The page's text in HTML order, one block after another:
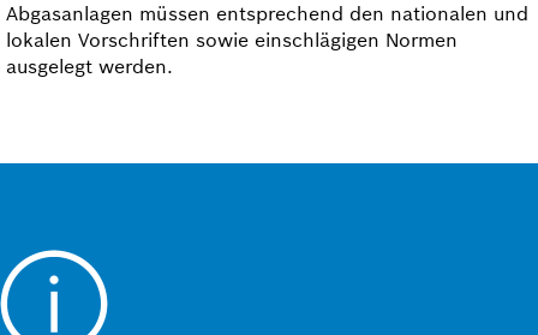
Abgasanlagen müssen entsprechend den nationalen und
lokalen Vorschriften sowie einschlägigen Normen
ausgelegt werden.